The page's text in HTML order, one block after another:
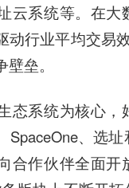
云系统等。在大
动行业平均交易
垒。
系统为核心，
SpaceOne、选
合作伙伴全面开